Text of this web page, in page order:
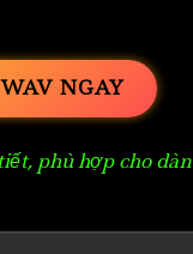
NGAY
phù hợp cho